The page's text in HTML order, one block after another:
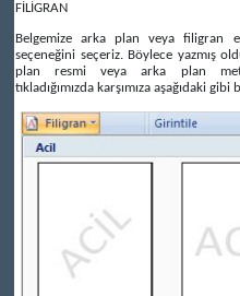
FİLİGRAN
Belgemize arka plan veya filigran
seçeneğini seçeriz. Böylece yazmış
plan resmi veya arka plan
tıkladığımızda karşımıza aşağıdaki gibi